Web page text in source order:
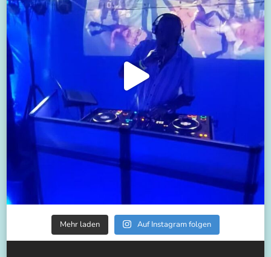
Mehr laden Auf Instagram folgen